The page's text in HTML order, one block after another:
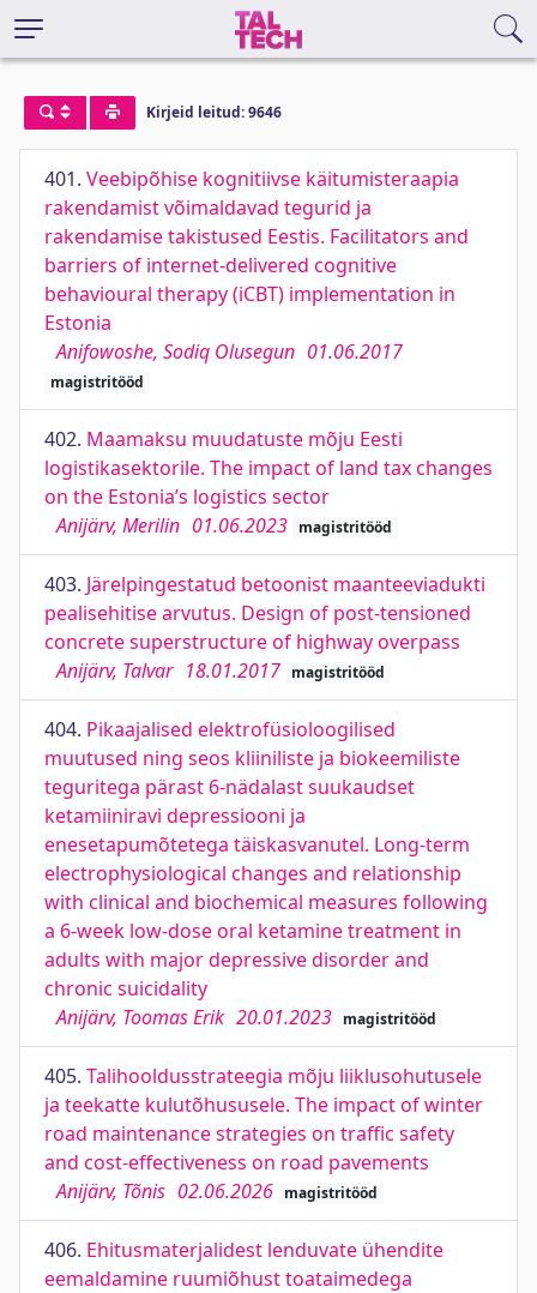
Kirjeid leitud: 9646
401. Veebipõhise kognitiivse käitumisteraapia
rakendamist võimaldavad tegurid ja
rakendamise takistused Eestis. Facilitators and
barriers of internet-delivered cognitive
behavioural therapy (iCBT) implementation in
Estonia
Anifowoshe, Sodiq Olusegun 01.06.2017
magistritööd
402. Maamaksu muudatuste mõju Eesti
logistikasektorile. The impact of land tax changes
on the Estonia’s logistics sector
Anijärv, Merilin 01.06.2023 magistritööd
403. Järelpingestatud betoonist maanteeviadukti
pealisehitise arvutus. Design of post-tensioned
concrete superstructure of highway overpass
Anijärv, Talvar 18.01.2017 magistritööd
404. Pikaajalised elektrofüsioloogilised
muutused ning seos kliiniliste ja biokeemiliste
teguritega pärast 6-nädalast suukaudset
ketamiiniravi depressiooni ja
enesetapumõtetega täiskasvanutel. Long-term
electrophysiological changes and relationship
with clinical and biochemical measures following
a 6-week low-dose oral ketamine treatment in
adults with major depressive disorder and
chronic suicidality
Anijärv, Toomas Erik 20.01.2023 magistritööd
405. Talihooldusstrateegia mõju liiklusohutusele
ja teekatte kulutõhususele. The impact of winter
road maintenance strategies on traffic safety
and cost-effectiveness on road pavements
Anijärv, Tõnis 02.06.2026 magistritööd
406. Ehitusmaterjalidest lenduvate ühendite
eemaldamine ruumiõhust toataimedega